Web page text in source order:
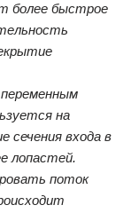
более быстрое
на
сечения входа в
лопастей.
поток